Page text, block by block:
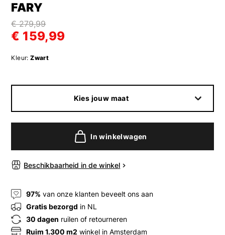
FARY
€ 279,99
€ 159,99
Kleur: Zwart
Kies jouw maat
In winkelwagen
Beschikbaarheid in de winkel
97% van onze klanten beveelt ons aan
Gratis bezorgd in NL
30 dagen ruilen of retourneren
Ruim 1.300 m2 winkel in Amsterdam